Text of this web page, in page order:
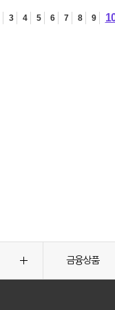
3 4 5 6 7 8 9
금융상품